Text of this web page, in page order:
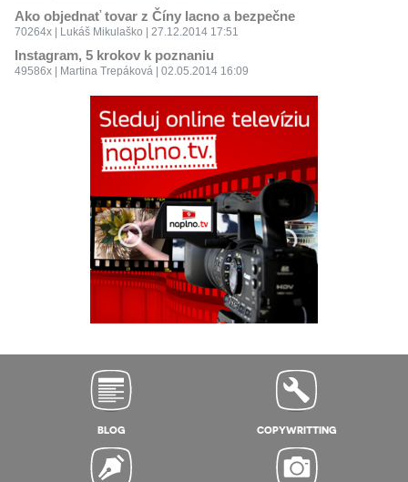
Ako objednať tovar z Číny lacno a bezpečne
70264x | Lukáš Mikulaško | 27.12.2014 17:51
Instagram, 5 krokov k poznaniu
49586x | Martina Trepáková | 02.05.2014 16:09
BLOG COPYWRITTING